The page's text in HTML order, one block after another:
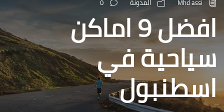
افضل 9 اماكن
في